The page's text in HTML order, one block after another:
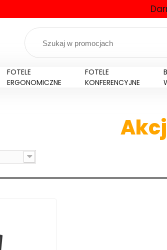
FOTELE
ERGONOMICZNE
FOTELE
KONFERENCYJNE